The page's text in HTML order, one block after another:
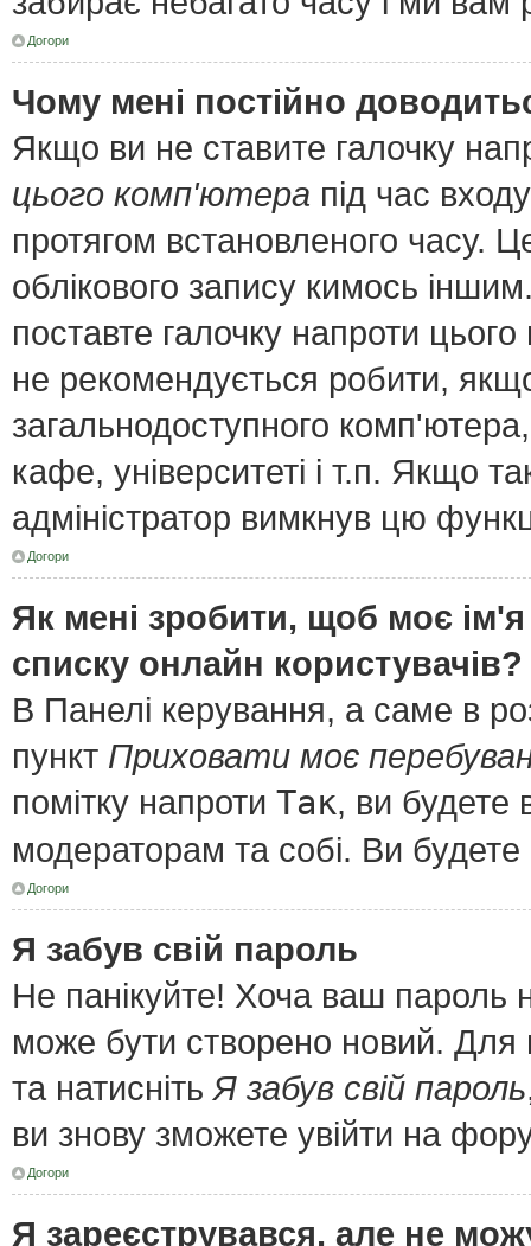
Догори
Чому мені постійно
Якщо ви не ставите галочку
цього комп'ютера під час
протягом встановленого часу.
облікового запису кимось
поставте галочку напроти
не рекомендується робити,
загальнодоступного
кафе, університеті і т.п. Якщо
адміністратор вимкнув цю
Догори
Як мені зробити, щоб моє
списку онлайн користувачів?
В Панелі керування, а саме в
пункт Приховати моє
помітку напроти Так, ви будете
модераторам та собі. Ви
Догори
Я забув свій пароль
Не панікуйте! Хоча ваш пароль
може бути створено новий. Для
та натисніть Я забув свій пароль
ви знову зможете увійти на
Догори
Я зареєструвався, але не